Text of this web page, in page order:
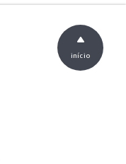
início